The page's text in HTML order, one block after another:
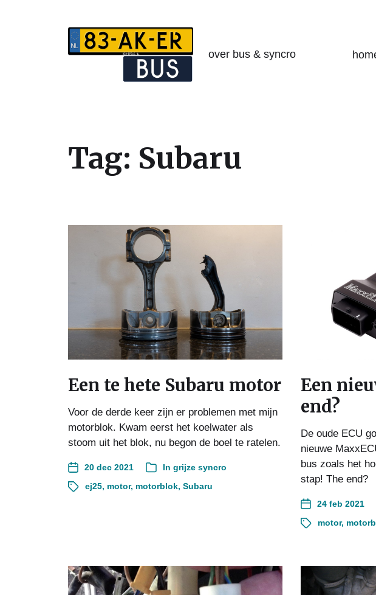
over bus & syncro
Tag: Subaru
Een te hete Subaru motor
Voor de derde keer zijn er problemen met mijn
motorblok. Kwam eerst het koelwater als
stoom uit het blok, nu begon de boel te ratelen.
20 dec 2021 In grijze syncro
ej25, motor, motorblok, Subaru
Een
end?
De oude ECU
nieuwe
bus zoals het
stap! The end?
24 feb 2021
motor,